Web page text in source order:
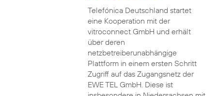
Telefónica Deutschland startet
eine Kooperation mit der
vitroconnect GmbH und erhält
über deren
netzbetreiberunabhängige
Plattform in einem ersten Schritt
Zugriff auf das Zugangsnetz der
EWE TEL GmbH. Diese ist